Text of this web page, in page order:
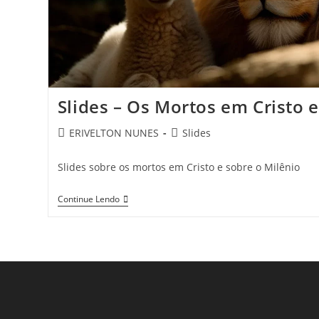
Slides – Os Mortos em Cristo
ERIVELTON NUNES Slides
Slides sobre os mortos em Cristo e sobre o Milênio
Continue Lendo